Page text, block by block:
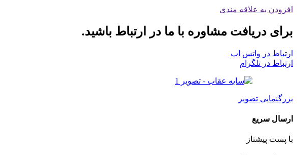
افزودن به علاقه مندی
برای دریافت مشاوره با ما در ارتباط باشید.
ارتباط در واتس اپ
ارتباط در تلگرام
بزرگنمایی تصویر
ارسال سریع
با پست پیشتاز